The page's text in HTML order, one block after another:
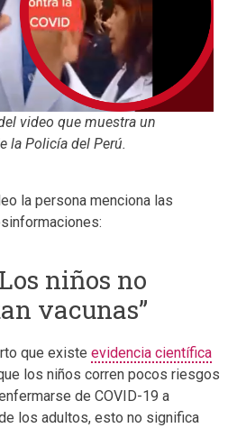
video que muestra un
la Policía del Perú.
la persona menciona las
niños no
vacunas”
que existe evidencia científica
los niños corren pocos riesgos
de COVID-19 a
los adultos, esto no significa